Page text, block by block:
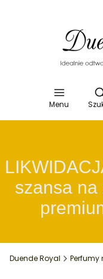
Menu
szansa na
Duende Royal Perfumy